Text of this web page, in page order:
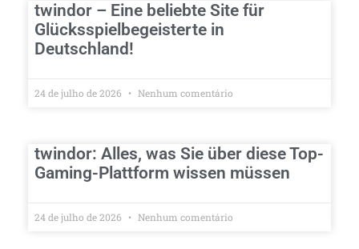
twindor – Eine beliebte Site für
Glücksspielbegeisterte in
Deutschland!
24 de julho de 2026 Nenhum comentário
twindor: Alles, was Sie über diese Top-
Gaming-Plattform wissen müssen
24 de julho de 2026 Nenhum comentário